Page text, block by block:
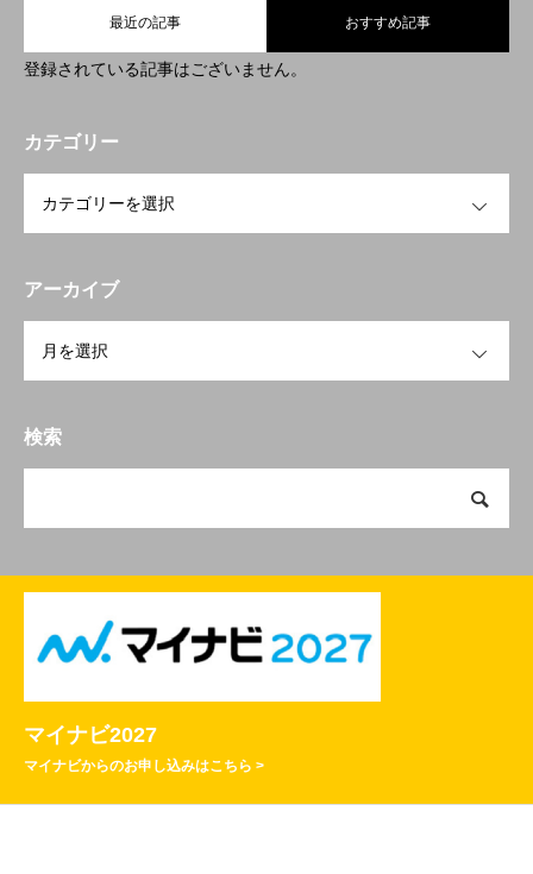
最近の記事 おすすめ記事
登録されている記事はございません。
カテゴリー
アーカイブ
検索
マイナビ2027
マイナビからのお申し込みはこちら >